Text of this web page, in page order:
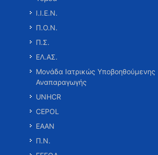
Ι.Ι.Ε.Ν.
Π.Ο.Ν.
Π.Σ.
ΕΛ.ΑΣ.
Μονάδα Ιατρικώς Υποβοηθούμενης
Αναπαραγωγής
UNHCR
CEPOL
ΕΑΑΝ
Π.Ν.